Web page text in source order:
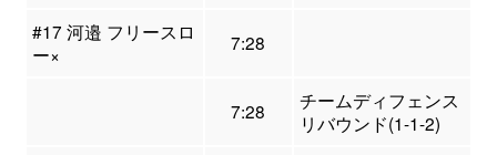
#17 河邉 フリースロ
ー×
7:28
7:28
チームディフェンス
リバウンド(1-1-2)